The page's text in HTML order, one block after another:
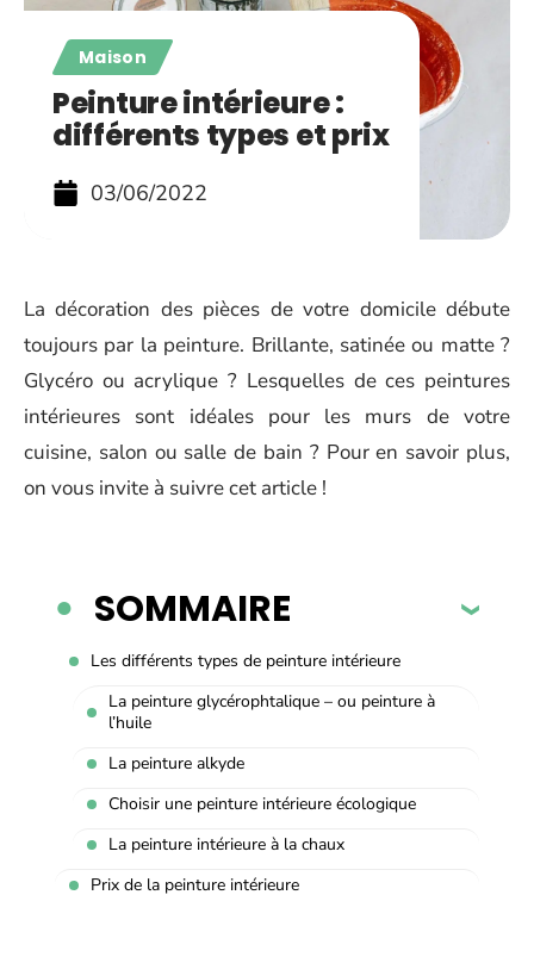
Maison
Peinture intérieure :
différents types et prix
03/06/2022
La décoration des pièces de votre domicile débute
toujours par la peinture. Brillante, satinée ou matte ?
Glycéro ou acrylique ? Lesquelles de ces peintures
intérieures sont idéales pour les murs de votre
cuisine, salon ou salle de bain ? Pour en savoir plus,
on vous invite à suivre cet article !
SOMMAIRE
Les différents types de peinture intérieure
La peinture glycérophtalique – ou peinture à
l’huile
La peinture alkyde
Choisir une peinture intérieure écologique
La peinture intérieure à la chaux
Prix de la peinture intérieure